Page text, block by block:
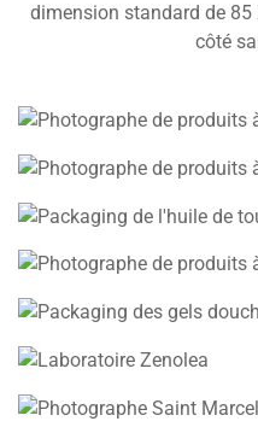
dimension standard de
côté